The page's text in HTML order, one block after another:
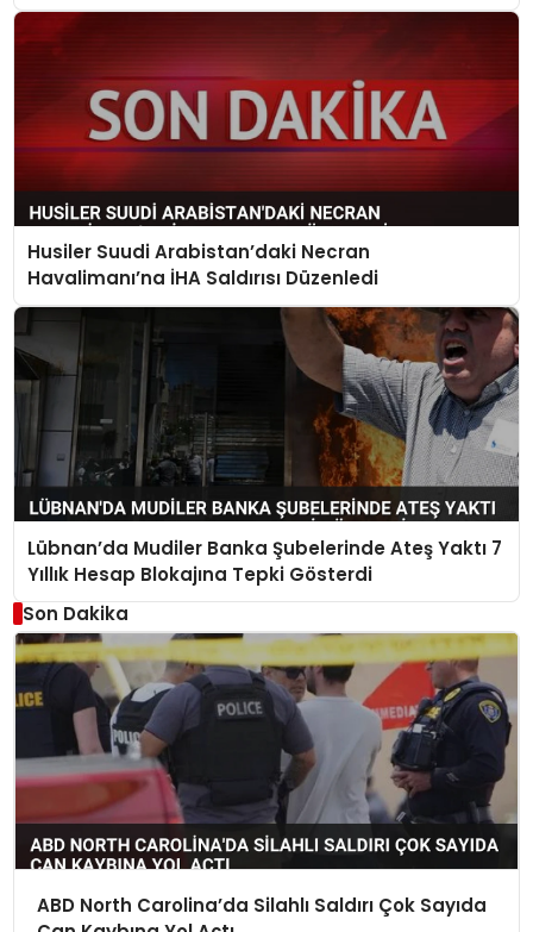
Husiler Suudi Arabistan’daki Necran
Havalimanı’na İHA Saldırısı Düzenledi
Lübnan’da Mudiler Banka Şubelerinde Ateş Yaktı 7
Yıllık Hesap Blokajına Tepki Gösterdi
Son Dakika
ABD North Carolina’da Silahlı Saldırı Çok Sayıda